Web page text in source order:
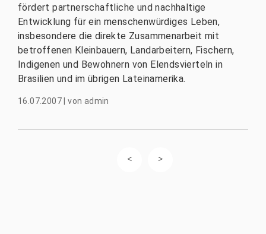
fördert partnerschaftliche und nachhaltige
Entwicklung für ein menschenwürdiges Leben,
insbesondere die direkte Zusammenarbeit mit
betroffenen Kleinbauern, Landarbeitern, Fischern,
Indigenen und Bewohnern von Elendsvierteln in
Brasilien und im übrigen Lateinamerika.
16.07.2007 |von admin